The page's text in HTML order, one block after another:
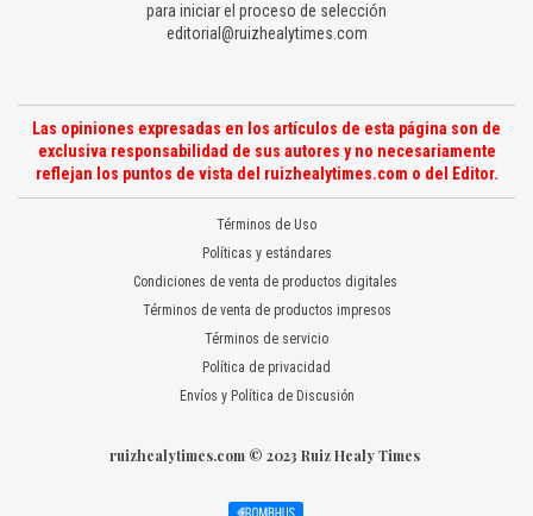
para iniciar el proceso de selección
editorial@ruizhealytimes.com
Las opiniones expresadas en los artículos de esta página son de
exclusiva responsabilidad de sus autores y no necesariamente
reflejan los puntos de vista del ruizhealytimes.com o del Editor.
Términos de Uso
Políticas y estándares
Condiciones de venta de productos digitales
Términos de venta de productos impresos
Términos de servicio
Política de privacidad
Envíos y Política de Discusión
ruizhealytimes.com © 2023 Ruiz Healy Times